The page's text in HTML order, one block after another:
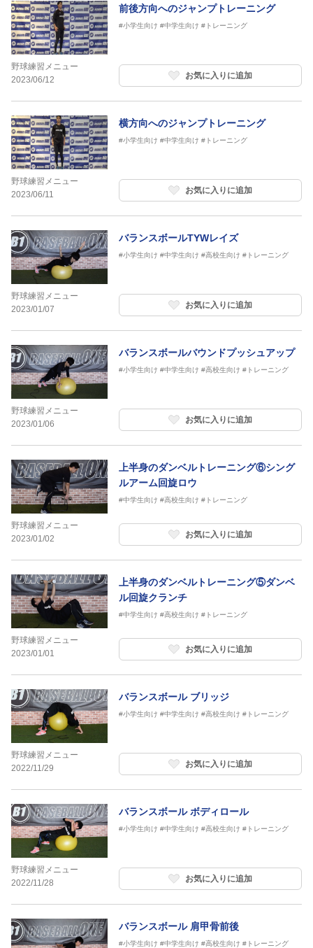
野球練習メニュー
2023/06/12
前後方向へのジャンプトレーニング
#小学生向け #中学生向け #トレーニング
お気に入りに追加
野球練習メニュー
2023/06/11
横方向へのジャンプトレーニング
#小学生向け #中学生向け #トレーニング
お気に入りに追加
野球練習メニュー
2023/01/07
バランスボールTYWレイズ
#小学生向け #中学生向け #高校生向け #トレーニング
お気に入りに追加
野球練習メニュー
2023/01/06
バランスボールバウンドプッシュアップ
#小学生向け #中学生向け #高校生向け #トレーニング
お気に入りに追加
野球練習メニュー
2023/01/02
上半身のダンベルトレーニング⑥シング
ルアーム回旋ロウ
#中学生向け #高校生向け #トレーニング
お気に入りに追加
野球練習メニュー
2023/01/01
上半身のダンベルトレーニング⑤ダンベ
ル回旋クランチ
#中学生向け #高校生向け #トレーニング
お気に入りに追加
野球練習メニュー
2022/11/29
バランスボール ブリッジ
#小学生向け #中学生向け #高校生向け #トレーニング
お気に入りに追加
野球練習メニュー
2022/11/28
バランスボール ボディロール
#小学生向け #中学生向け #高校生向け #トレーニング
お気に入りに追加
バランスボール 肩甲骨前後
#小学生向け #中学生向け #高校生向け #トレーニング